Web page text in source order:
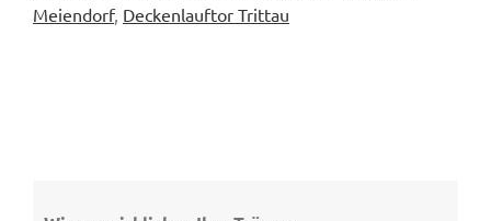
Meiendorf, Deckenlauftor Trittau